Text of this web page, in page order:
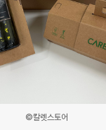
©칼렛스토어